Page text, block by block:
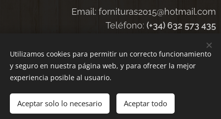
Añadir a la cesta
Email: fornituras2015@hotmail.com
Teléfono: (+34) 632 573 435
Cookies
Utilizamos cookies para permitir un correcto funcionamiento
y seguro en nuestra página web, y para ofrecer la mejor
experiencia posible al usuario.
Aceptar solo lo necesario Aceptar todo